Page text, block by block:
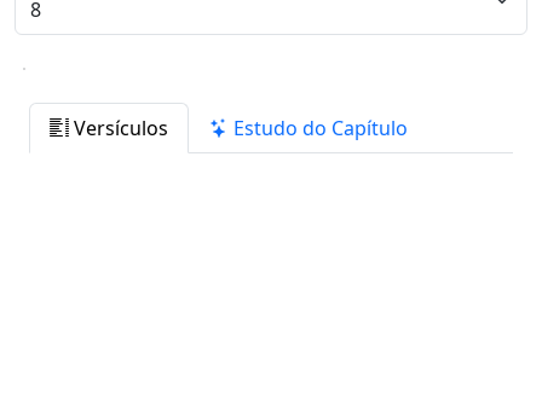
Versículos Estudo do Capítulo